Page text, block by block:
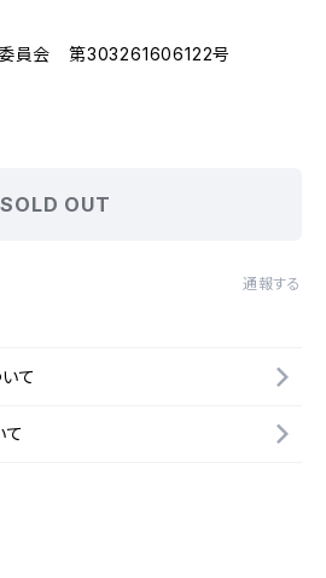
委員会 第303261606122号
SOLD OUT
通報する
て
て